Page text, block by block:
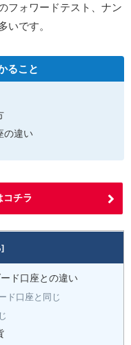
フォワードテスト、ナン
いです。
ること
の違い
コチラ
ド口座との違い
ド口座と同じ